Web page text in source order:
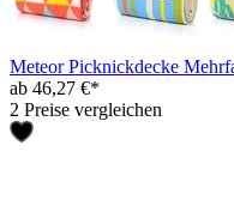
Meteor Picknickdecke
ab 46,27 €*
2 Preise vergleichen